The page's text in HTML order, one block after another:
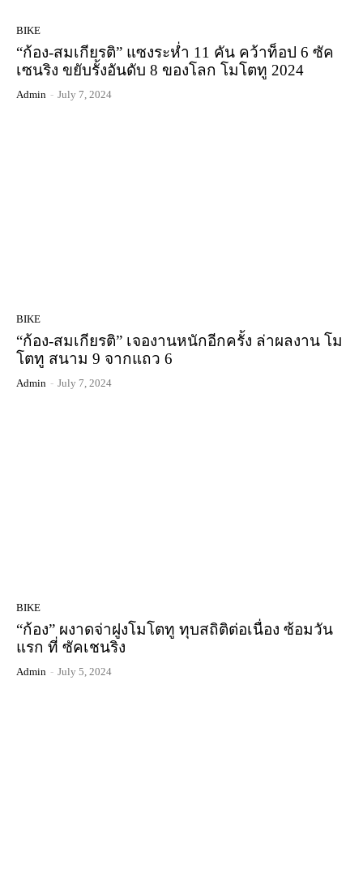
BIKE
“ก้อง-สมเกียรติ” แซงระห่ำ 11 คัน คว้าท็อป 6 ซัค
เซนริง ขยับรั้งอันดับ 8 ของโลก โมโตทู 2024
Admin - July 7, 2024
BIKE
“ก้อง-สมเกียรติ” เจองานหนักอีกครั้ง ล่าผลงาน โม
โตทู สนาม 9 จากแถว 6
Admin - July 7, 2024
BIKE
“ก้อง” ผงาดจ่าฝูงโมโตทู ทุบสถิติต่อเนื่อง ซ้อมวัน
แรก ที่ ซัคเชนริง
Admin - July 5, 2024